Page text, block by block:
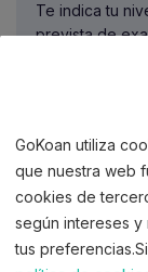
Te indica tu
prevista de
planificadas,
aumentarlas.
temas que
añadido como
temario o
GoKoan utiliza
que nuestra web
cookies de
según intereses y
tus